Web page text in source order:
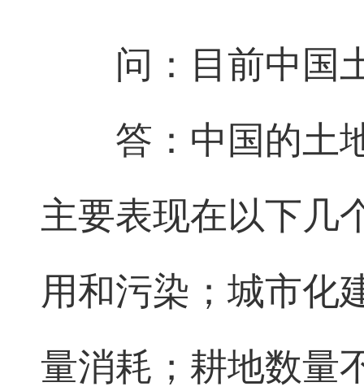
问：目前中国
答：中国的土
主要表现在以下几
用和污染；城市化
量消耗；耕地数量